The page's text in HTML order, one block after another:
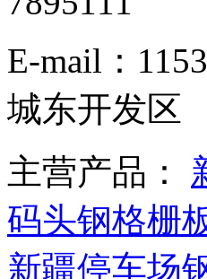
E-mail：
城东开发区
主营产品：
码头钢格栅
新疆停车场